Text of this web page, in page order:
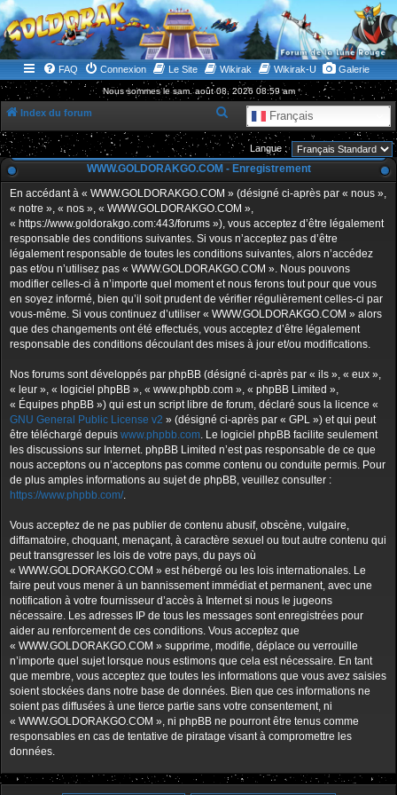
WWW.GOLDORAKGO.COM
le site de la Lune Rouge
FAQ Connexion Le Site Wikirak Wikirak-U Galerie
Nous sommes le sam. août 08, 2026 08:59 am
Index du forum Français
e
c
h
e
c
h
e
r
Langue :
WWW.GOLDORAKGO.COM - Enregistrement
En accédant à « WWW.GOLDORAKGO.COM » (désigné ci-après par « nous »,
« notre », « nos », « WWW.GOLDORAKGO.COM »,
« https://www.goldorakgo.com:443/forums »), vous acceptez d’être légalement
responsable des conditions suivantes. Si vous n’acceptez pas d’être
légalement responsable de toutes les conditions suivantes, alors n’accédez
pas et/ou n’utilisez pas « WWW.GOLDORAKGO.COM ». Nous pouvons
modifier celles-ci à n’importe quel moment et nous ferons tout pour que vous
en soyez informé, bien qu’il soit prudent de vérifier régulièrement celles-ci par
vous-même. Si vous continuez d’utiliser « WWW.GOLDORAKGO.COM » alors
que des changements ont été effectués, vous acceptez d’être légalement
responsable des conditions découlant des mises à jour et/ou modifications.
Nos forums sont développés par phpBB (désigné ci-après par « ils », « eux »,
« leur », « logiciel phpBB », « www.phpbb.com », « phpBB Limited »,
« Équipes phpBB ») qui est un script libre de forum, déclaré sous la licence «
GNU General Public License v2 » (désigné ci-après par « GPL ») et qui peut
être téléchargé depuis www.phpbb.com. Le logiciel phpBB facilite seulement
les discussions sur Internet. phpBB Limited n’est pas responsable de ce que
nous acceptons ou n’acceptons pas comme contenu ou conduite permis. Pour
de plus amples informations au sujet de phpBB, veuillez consulter :
https://www.phpbb.com/.
Vous acceptez de ne pas publier de contenu abusif, obscène, vulgaire,
diffamatoire, choquant, menaçant, à caractère sexuel ou tout autre contenu qui
peut transgresser les lois de votre pays, du pays où
« WWW.GOLDORAKGO.COM » est hébergé ou les lois internationales. Le
faire peut vous mener à un bannissement immédiat et permanent, avec une
notification à votre fournisseur d’accès à Internet si nous le jugeons
nécessaire. Les adresses IP de tous les messages sont enregistrées pour
aider au renforcement de ces conditions. Vous acceptez que
« WWW.GOLDORAKGO.COM » supprime, modifie, déplace ou verrouille
n’importe quel sujet lorsque nous estimons que cela est nécessaire. En tant
que membre, vous acceptez que toutes les informations que vous avez saisies
soient stockées dans notre base de données. Bien que ces informations ne
soient pas diffusées à une tierce partie sans votre consentement, ni
« WWW.GOLDORAKGO.COM », ni phpBB ne pourront être tenus comme
responsables en cas de tentative de piratage visant à compromettre les
données.